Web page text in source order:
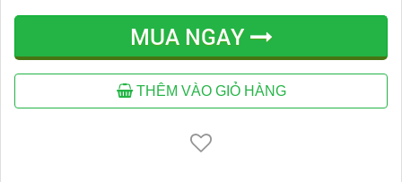
MUA NGAY
THÊM VÀO GIỎ HÀNG